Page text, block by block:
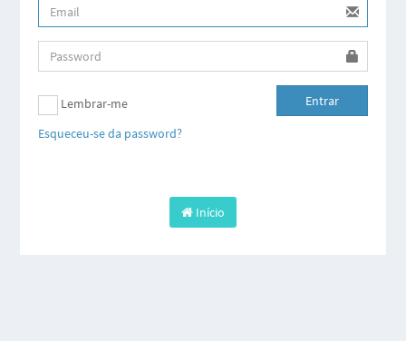
Lembrar-me
Entrar
Esqueceu-se da password?
Início